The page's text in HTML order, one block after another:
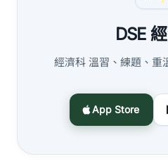
DSE
經濟科 溫習、練題、重
App Store